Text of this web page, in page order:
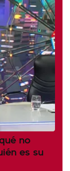
no
es su